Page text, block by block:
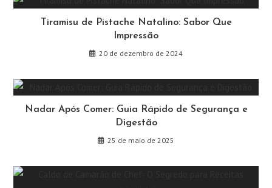
Tiramisu de Pistache Natalino: Sabor Que
Impressão
20 de dezembro de 2024
Nadar Após Comer: Guia Rápido de Segurança e
Digestão
25 de maio de 2025